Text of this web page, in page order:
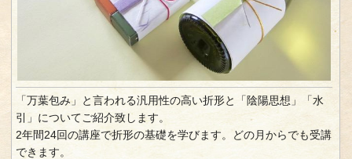
「万葉包み」と言われる汎用性の高い折形と「陰陽思想」「水
引」についてご紹介致します。
2年間24回の講座で折形の基礎を学びます。どの月からでも受講
できます。